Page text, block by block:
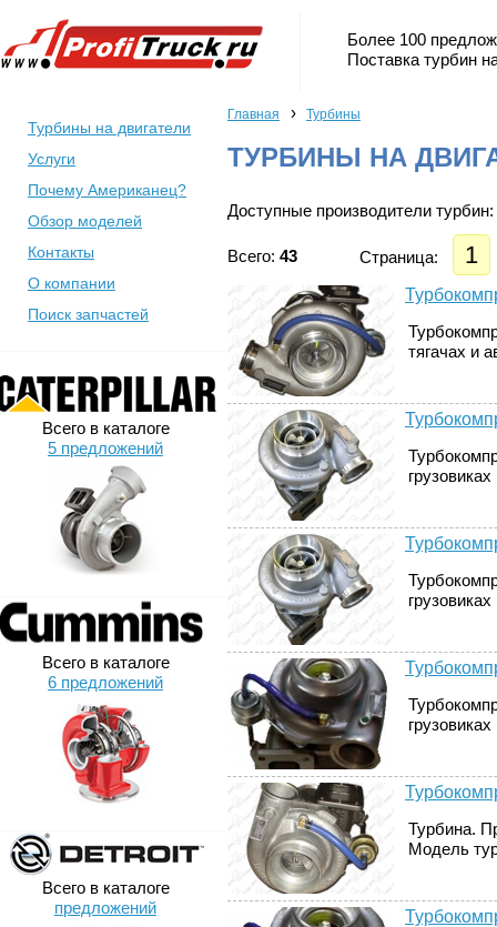
Более 100
Поставка турбин
Турбины на двигатели
Услуги
Почему Американец?
Обзор моделей
Контакты
О компании
Поиск запчастей
Всего в каталоге
5 предложений
Всего в каталоге
6 предложений
Всего в каталоге
предложений
Главная › Турбины
ТУРБИНЫ НА
Доступные производители турбин:
Всего: 43 Страница: 1
тягачах и
Турбина.
Модель